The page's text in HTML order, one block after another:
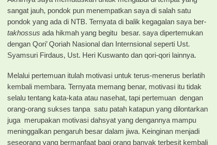
sangat jauh, pondok pun menempatkan saya di salah satu
pondok yang ada di NTB. Ternyata di balik kegagalan saya ber-
takhossus ada hikmah yang begitu besar. saya dipertemukan
dengan Qori’ Qoriah Nasional dan Internsional seperti Ust.
Syamsuri Firdaus, Ust. Heri Kuswanto dan qori-qori lainnya.
Melalui pertemuan itulah motivasi untuk terus-menerus berlatih
kembali membara. Ternyata memang benar, motivasi itu tidak
selalu tentang kata-kata atau nasehat, tapi pertemuan dengan
orang-orang sukses tanpa satu patah katapun yang dilontarkan
juga merupakan motivasi dahsyat yang dengannya mampu
meninggalkan pengaruh besar dalam jiwa. Keinginan menjadi
seseorang yang bermanfaat bagi orang banyak terbesit kembali